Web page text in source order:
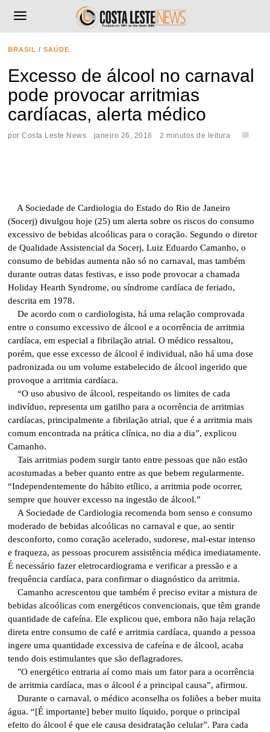
BRASIL / SAÚDE
Excesso de álcool no carnaval
pode provocar arritmias
cardíacas, alerta médico
porCosta Leste News janeiro 26, 2016 2 minutos de leitura
A Sociedade de Cardiologia do Estado do Rio de Janeiro
(Socerj) divulgou hoje (25) um alerta sobre os riscos do consumo
excessivo de bebidas alcoólicas para o coração. Segundo o diretor
de Qualidade Assistencial da Socerj, Luiz Eduardo Camanho, o
consumo de bebidas aumenta não só no carnaval, mas também
durante outras datas festivas, e isso pode provocar a chamada
Holiday Hearth Syndrome, ou síndrome cardíaca de feriado,
descrita em 1978.
De acordo com o cardiologista, há uma relação comprovada
entre o consumo excessivo de álcool e a ocorrência de arritmia
cardíaca, em especial a fibrilação atrial. O médico ressaltou,
porém, que esse excesso de álcool é individual, não há uma dose
padronizada ou um volume estabelecido de álcool ingerido que
provoque a arritmia cardíaca.
“O uso abusivo de álcool, respeitando os limites de cada
indivíduo, representa um gatilho para a ocorrência de arritmias
cardíacas, principalmente a fibrilação atrial, que é a arritmia mais
comum encontrada na prática clínica, no dia a dia”, explicou
Camanho.
Tais arritmias podem surgir tanto entre pessoas que não estão
acostumadas a beber quanto entre as que bebem regularmente.
“Independentemente do hábito etílico, a arritmia pode ocorrer,
sempre que houver excesso na ingestão de álcool.”
A Sociedade de Cardiologia recomenda bom senso e consumo
moderado de bebidas alcoólicas no carnaval e que, ao sentir
desconforto, como coração acelerado, sudorese, mal-estar intenso
e fraqueza, as pessoas procurem assistência médica imediatamente.
É necessário fazer eletrocardiograma e verificar a pressão e a
frequência cardíaca, para confirmar o diagnóstico da arritmia.
Camanho acrescentou que também é preciso evitar a mistura de
bebidas alcoólicas com energéticos convencionais, que têm grande
quantidade de cafeína. Ele explicou que, embora não haja relação
direta entre consumo de café e arritmia cardíaca, quando a pessoa
ingere uma quantidade excessiva de cafeína e de álcool, acaba
tendo dois estimulantes que são deflagradores.
"O energético entraria aí como mais um fator para a ocorrência
de arritmia cardíaca, mas o álcool é a principal causa”, afirmou.
Durante o carnaval, o médico aconselha os foliões a beber muita
água. “[É importante] beber muito líquido, porque o principal
efeito do álcool é que ele causa desidratação celular”. Para cada